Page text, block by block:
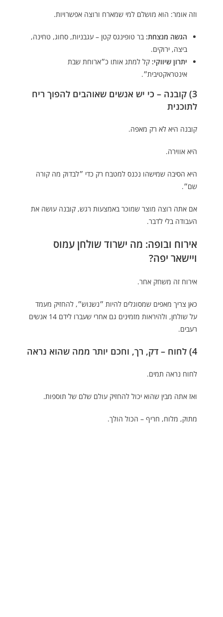
וזה אומר: הוא מושלם למי שמארח ורוצה אפשרויות.
הגשה מנצחת: בר טופינגס קטן – עגבניות, סחוג, טחינה,
ביצה, ירוקים.
יתרון שיווקי: קל למתג אותו כ״ארוחת שבת
אינטראקטיבית״.
3) קובנה – כי יש אנשים שאוהבים להפוך ריח
לתוכנית
קובנה היא לא רק מאפה.
היא אווירה.
היא הסיבה שמישהו נכנס למטבח רק כדי ״לבדוק מה קורה
שם״.
אם אתה רוצה מוצר שמוכר באמצעות רגש, קובנה עושה את
העבודה בלי לדבר.
אירוח ובופה: מה ישרוד שולחן עמוס
ויישאר יפה?
אירוח זה משחק אחר.
כאן צריך מאפים שמסוגלים להיות ״נשנוש״, להחזיק מעמד
על שולחן, ולהיראות מזמינים גם אחרי שעברו לידם 14 אנשים
רעבים.
4) לחוח – דק, רך, וחכם יותר ממה שהוא נראה
לחוח נראה תמים.
ואז אתה מבין שהוא יכול להחזיק עולם שלם של תוספות.
מתוק, מלוח, חריף – הכול הולך.